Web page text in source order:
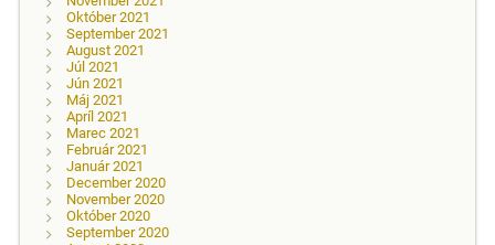
Október 2021
September 2021
August 2021
Júl 2021
Jún 2021
Máj 2021
Apríl 2021
Marec 2021
Február 2021
Január 2021
December 2020
November 2020
Október 2020
September 2020